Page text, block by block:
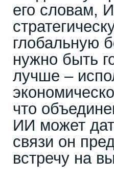
его словам,
глобальную
нужно быть
лучше –
что
ИИ может
связи он
встречу на